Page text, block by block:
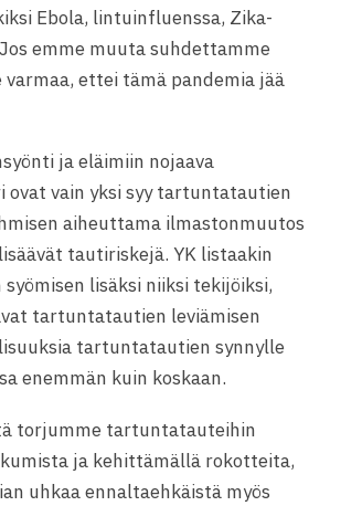
Ebola, lintuinfluenssa, Zika-
Jos emme muuta suhdettamme
varmaa, ettei tämä pandemia jää
ja eläimiin nojaava
vain yksi syy tartuntatautien
aiheuttama ilmastonmuutos
tautiriskejä. YK listaakin
lisäksi niiksi tekijöiksi,
tartuntatautien leviämisen
tartuntatautien synnylle
enemmän kuin koskaan.
torjumme tartuntatauteihin
ja kehittämällä rokotteita,
uhkaa ennaltaehkäistä myös